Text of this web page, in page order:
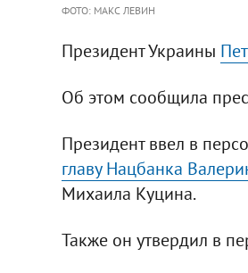
ФОТО: МАКС ЛЕВИН
Президент Украины
Об этом сообщила
Президент ввел в
главу Нацбанка
Михаила Куцина.
Также он утвердил в